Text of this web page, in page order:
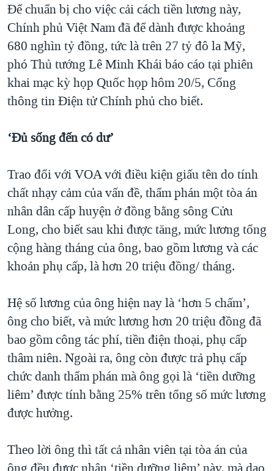
Để chuẩn bị cho việc cải cách tiền lương này,
Chính phủ Việt Nam đã để dành được khoảng
680 nghìn tỷ đồng, tức là trên 27 tỷ đô la Mỹ,
phó Thủ tướng Lê Minh Khái báo cáo tại phiên
khai mạc kỳ họp Quốc họp hôm 20/5, Cổng
thông tin Điện tử Chính phủ cho biết.
‘Đủ sống đến có dư’
Trao đổi với VOA với điều kiện giấu tên do tính
chất nhạy cảm của vấn đề, thẩm phán một tòa án
nhân dân cấp huyện ở đồng bằng sông Cửu
Long, cho biết sau khi được tăng, mức lương tổng
cộng hàng tháng của ông, bao gồm lương và các
khoản phụ cấp, là hơn 20 triệu đồng/ tháng.
Hệ số lương của ông hiện nay là ‘hơn 5 chấm’,
ông cho biết, và mức lương hơn 20 triệu đồng đã
bao gồm công tác phí, tiền điện thoại, phụ cấp
thâm niên. Ngoài ra, ông còn được trả phụ cấp
chức danh thẩm phán mà ông gọi là ‘tiền dưỡng
liêm’ được tính bằng 25% trên tổng số mức lương
được hưởng.
Theo lời ông thì tất cả nhân viên tại tòa án của